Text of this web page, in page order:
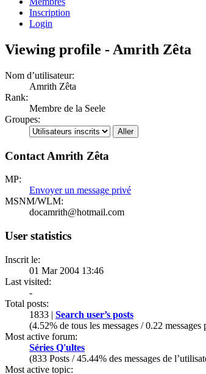
Inscription
Login
Viewing profile - Amrith Zêta
Nom d’utilisateur:
Amrith Zêta
Rank:
Membre de la Seele
Groupes:
Contact Amrith Zêta
MP:
Envoyer un message privé
MSNM/WLM:
docamrith@hotmail.com
User statistics
Inscrit le:
01 Mar 2004 13:46
Last visited:
-
Total posts:
1833 | Search user’s posts
(4.52% de tous les messages / 0.22 messages
Most active forum:
Séries Q'ultes
(833 Posts / 45.44% des messages de
Most active topic: